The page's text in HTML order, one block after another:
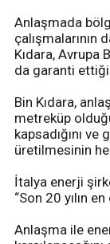
Anlaşmada
çalışmalarının
Kıdara, Avrupa
da garanti
Bin Kıdara,
metreküp
kapsadığını
üretilmesinin
İtalya enerji
“Son 20 yılın
Anlaşma ile